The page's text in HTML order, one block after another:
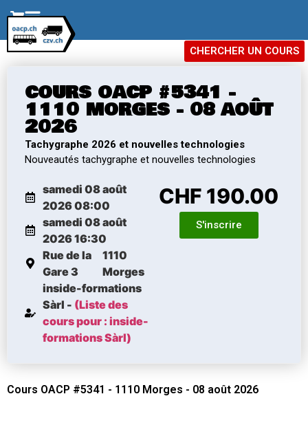
CHERCHER UN COURS
COURS OACP #5341 -
1110 MORGES - 08 AOÛT
2026
Tachygraphe 2026 et nouvelles technologies
Nouveautés tachygraphe et nouvelles technologies
samedi 08 août
2026 08:00
samedi 08 août
2026 16:30
Rue de la
Gare 3
1110
Morges
inside-formations
Sàrl - (Liste des
cours pour : inside-
formations Sàrl)
CHF 190.00
S'inscrire
Cours OACP #5341 - 1110 Morges - 08 août 2026